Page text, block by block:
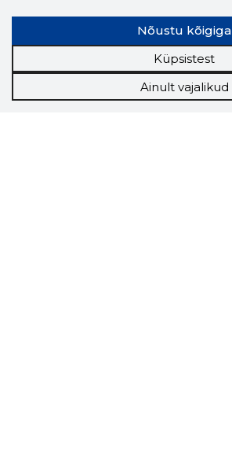
Tööriistad
Sooduspakkumised
Tööturg
Nõustu kõigiga
Küpsistest
Ainult vajalikud